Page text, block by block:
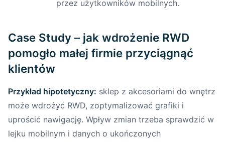
przez użytkowników mobilnych.
Case Study – jak wdrożenie RWD
pomogło małej firmie przyciągnąć
klientów
Przykład hipotetyczny: sklep z akcesoriami do wnętrz
może wdrożyć RWD, zoptymalizować grafiki i
uprościć nawigację. Wpływ zmian trzeba sprawdzić w
lejku mobilnym i danych o ukończonych